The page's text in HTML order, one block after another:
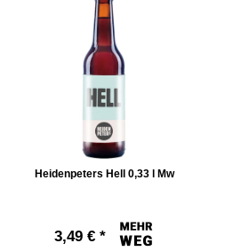
Heidenpeters Hell 0,33 l Mw
3,49 € *